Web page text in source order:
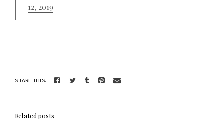
12, 2019
SHARE THIS:
Related posts